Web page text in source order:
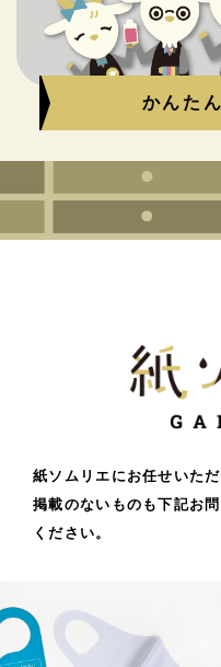
かんた
紙ソムリエにお任せいた
掲載のないものも下記お
ください。